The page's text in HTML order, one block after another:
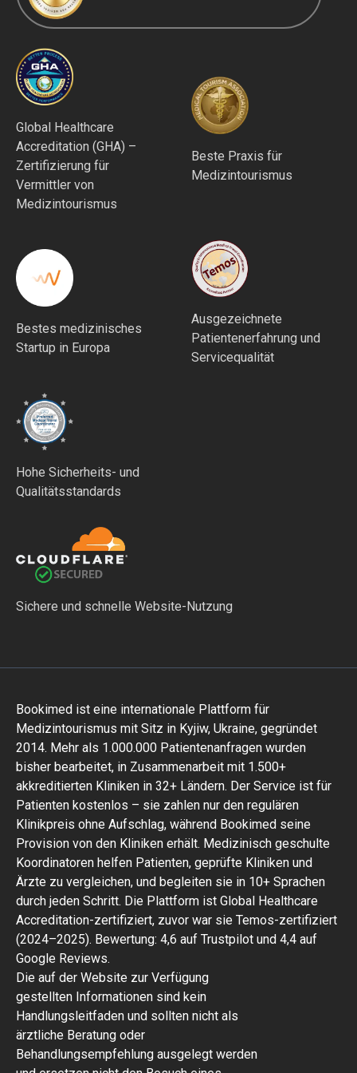
Global Healthcare
Accreditation (GHA) –
Zertifizierung für
Vermittler von
Medizintourismus
Beste Praxis für
Medizintourismus
Bestes medizinisches
Startup in Europa
Ausgezeichnete
Patientenerfahrung und
Servicequalität
Hohe Sicherheits- und
Qualitätsstandards
Sichere und schnelle Website-Nutzung
Bookimed ist eine internationale Plattform für
Medizintourismus mit Sitz in Kyjiw, Ukraine, gegründet
2014. Mehr als 1.000.000 Patientenanfragen wurden
bisher bearbeitet, in Zusammenarbeit mit 1.500+
akkreditierten Kliniken in 32+ Ländern. Der Service ist für
Patienten kostenlos – sie zahlen nur den regulären
Klinikpreis ohne Aufschlag, während Bookimed seine
Provision von den Kliniken erhält. Medizinisch geschulte
Koordinatoren helfen Patienten, geprüfte Kliniken und
Ärzte zu vergleichen, und begleiten sie in 10+ Sprachen
durch jeden Schritt. Die Plattform ist Global Healthcare
Accreditation-zertifiziert, zuvor war sie Temos-zertifiziert
(2024–2025). Bewertung: 4,6 auf Trustpilot und 4,4 auf
Google Reviews.
Die auf der Website zur Verfügung
gestellten Informationen sind kein
Handlungsleitfaden und sollten nicht als
ärztliche Beratung oder
Behandlungsempfehlung ausgelegt werden